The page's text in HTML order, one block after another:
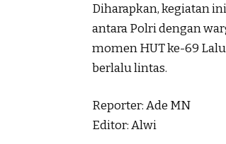
Diharapkan, kegiatan
antara Polri dengan
momen HUT ke-69
berlalu lintas.
Reporter: Ade MN
Editor: Alwi